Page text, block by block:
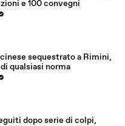
e 100 convegni
sequestrato a Rimini,
qualsiasi norma
dopo serie di colpi,